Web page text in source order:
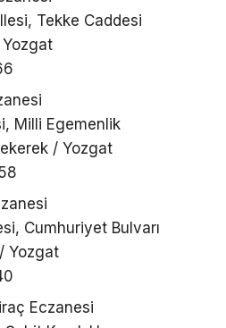
Tekke Caddesi
Yozgat
Milli Egemenlik
/ Yozgat
Cumhuriyet Bulvarı
Yozgat
Eczanesi